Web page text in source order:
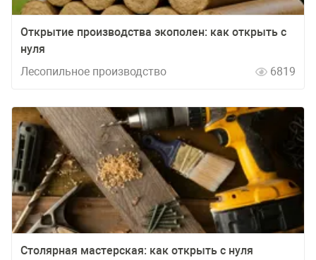
Открытие производства экополен: как открыть с
нуля
Лесопильное производство
6819
Столярная мастерская: как открыть с нуля